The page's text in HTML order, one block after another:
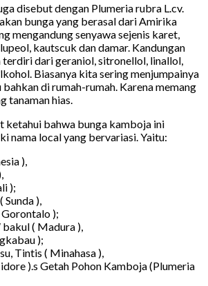
disebut dengan Plumeria rubra L.cv.
bunga yang berasal dari Amirika
mengandung senyawa sejenis karet,
kautscuk dan damar. Kandungan
terdiri dari geraniol, sitronellol, linallol,
Biasanya kita sering menjumpainya
di rumah-rumah. Karena memang
tanaman hias.
ketahui bahwa bunga kamboja ini
nama local yang bervariasi. Yaitu:
),
);
Sunda ),
);
( Madura ),
);
Tintis ( Minahasa ),
).s Getah Pohon Kamboja (Plumeria